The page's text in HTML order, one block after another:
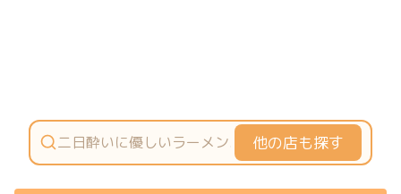
他の店も探す